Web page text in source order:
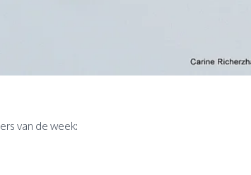
van de week: